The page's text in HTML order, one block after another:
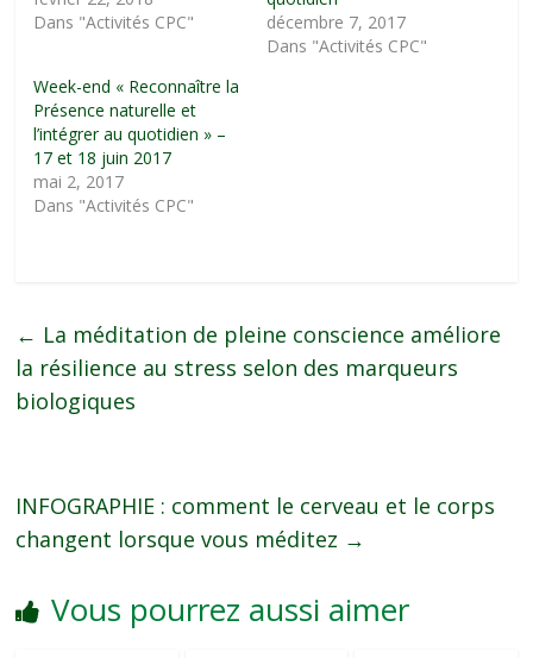
Dans "Activités CPC"
décembre 7, 2017
Dans "Activités CPC"
Week-end « Reconnaître la
Présence naturelle et
l’intégrer au quotidien » –
17 et 18 juin 2017
mai 2, 2017
Dans "Activités CPC"
← La méditation de pleine conscience améliore
la résilience au stress selon des marqueurs
biologiques
INFOGRAPHIE : comment le cerveau et le corps
changent lorsque vous méditez →
Vous pourrez aussi aimer